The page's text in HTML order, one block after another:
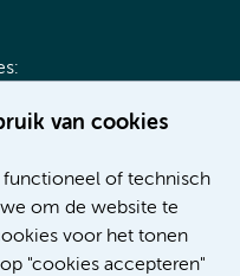
van cookies
of technisch
om de website te
voor het tonen
"cookies accepteren"